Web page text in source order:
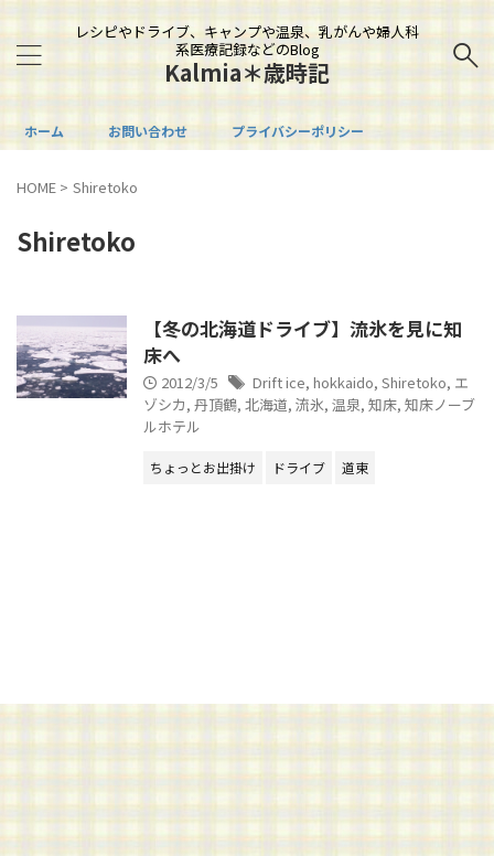
レシピやドライブ、キャンプや温泉、乳がんや婦人科
系医療記録などのBlog
Kalmia＊歳時記
ホーム お問い合わせ プライバシーポリシー
HOME > Shiretoko
Shiretoko
【冬の北海道ドライブ】流氷を見に知
床へ
2012/3/5 Drift ice, hokkaido, Shiretoko, エ
ゾシカ, 丹頂鶴, 北海道, 流氷, 温泉, 知床, 知床ノーブ
ルホテル
ちょっとお出掛け ドライブ 道東